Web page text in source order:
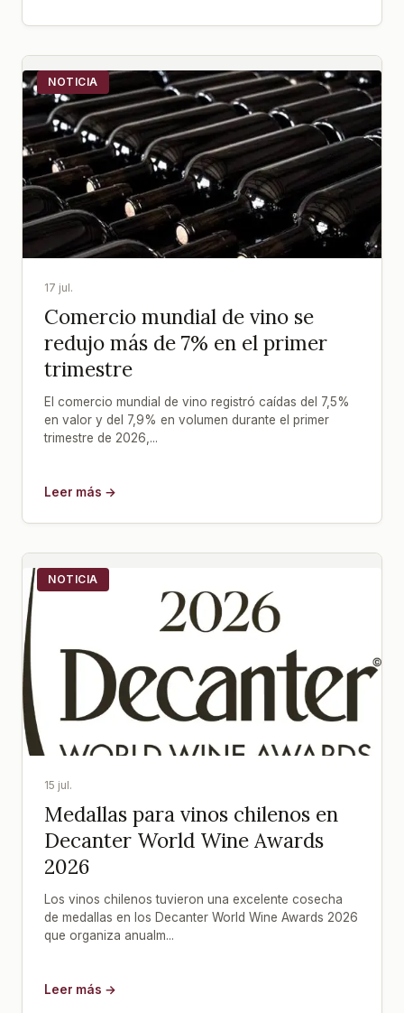
NOTICIA
17 jul.
Comercio mundial de vino se
redujo más de 7% en el primer
trimestre
El comercio mundial de vino registró caídas del 7,5%
en valor y del 7,9% en volumen durante el primer
trimestre de 2026,...
Leer más →
NOTICIA
15 jul.
Medallas para vinos chilenos en
Decanter World Wine Awards
2026
Los vinos chilenos tuvieron una excelente cosecha
de medallas en los Decanter World Wine Awards 2026
que organiza anualm...
Leer más →